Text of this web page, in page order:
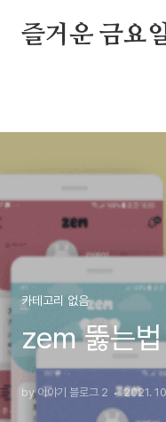
즐거운 금요
카테고리 없음
zem 뚫는
by 이야기 블로그 2 2021.